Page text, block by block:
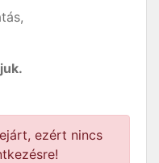
ezért nincs